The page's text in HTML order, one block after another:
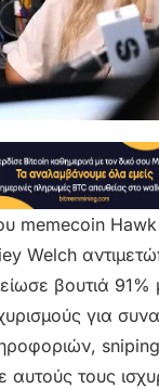
memecoin
Welch
βουτιά 91%
για
αυτούς τους